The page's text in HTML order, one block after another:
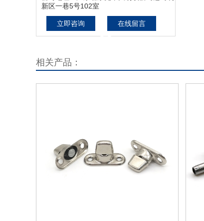
_机电一体化设备_补偿设
备
新区一巷5号102室
立即咨询 在线留言
相关产品：